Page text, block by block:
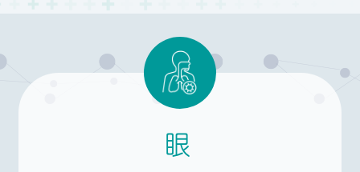
关节 手 膝 脚
生殖
眼